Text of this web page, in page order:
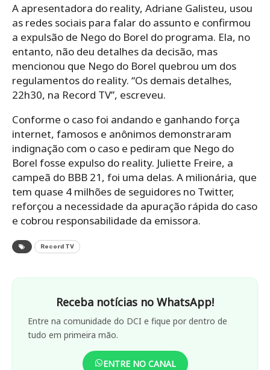
A apresentadora do reality, Adriane Galisteu, usou
as redes sociais para falar do assunto e confirmou
a expulsão de Nego do Borel do programa. Ela, no
entanto, não deu detalhes da decisão, mas
mencionou que Nego do Borel quebrou um dos
regulamentos do reality. “Os demais detalhes,
22h30, na Record TV”, escreveu.
Conforme o caso foi andando e ganhando força
internet, famosos e anônimos demonstraram
indignação com o caso e pediram que Nego do
Borel fosse expulso do reality. Juliette Freire, a
campeã do BBB 21, foi uma delas. A milionária, que
tem quase 4 milhões de seguidores no Twitter,
reforçou a necessidade da apuração rápida do caso
e cobrou responsabilidade da emissora.
Record TV
Receba notícias no WhatsApp!
Entre na comunidade do DCI e fique por dentro de
tudo em primeira mão.
ENTRE NO CANAL